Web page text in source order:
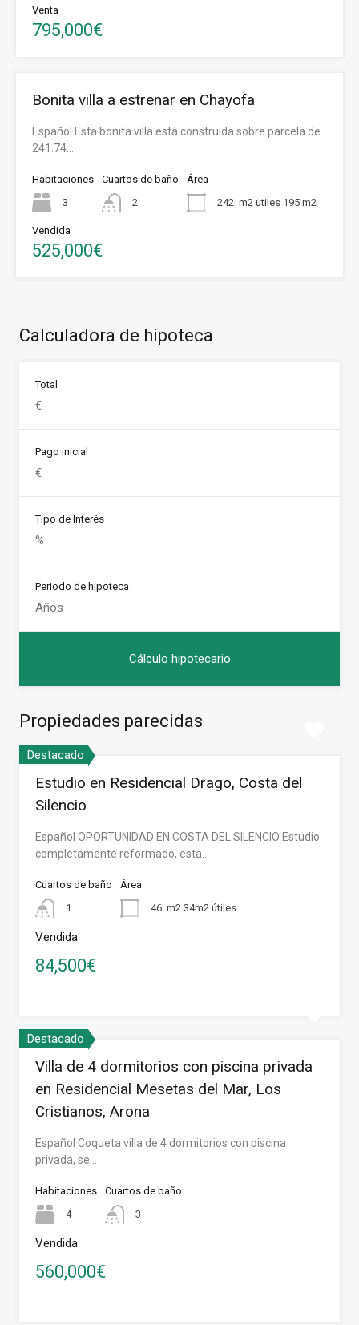
Venta
795,000€
Bonita villa a estrenar en Chayofa
Español Esta bonita villa está construida sobre parcela de
241.74…
Habitaciones
3
Cuartos de baño
2
Área
242 m2 utiles 195 m2
Vendida
525,000€
Calculadora de hipoteca
Total
Pago inicial
Tipo de Interés
Periodo de hipoteca
Propiedades parecidas
Destacado
Estudio en Residencial Drago, Costa del
Silencio
Español OPORTUNIDAD EN COSTA DEL SILENCIO Estudio
completamente reformado, esta…
Cuartos de baño
1
Área
46 m2 34m2 útiles
Vendida
84,500€
Destacado
Villa de 4 dormitorios con piscina privada
en Residencial Mesetas del Mar, Los
Cristianos, Arona
Español Coqueta villa de 4 dormitorios con piscina
privada, se…
Habitaciones
4
Cuartos de baño
3
Vendida
560,000€